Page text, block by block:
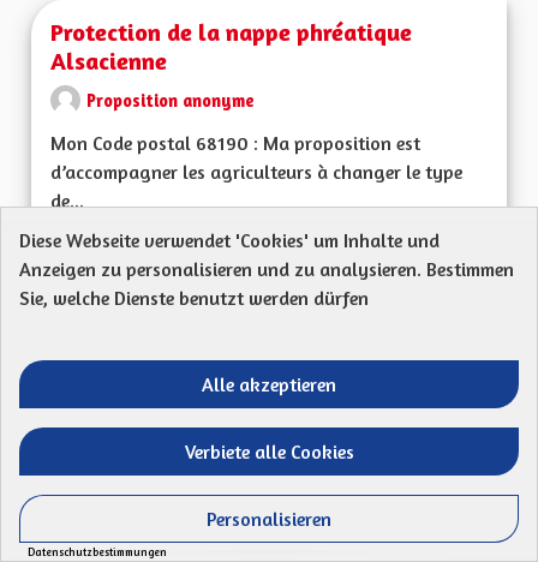
Protection de la nappe phréatique
Alsacienne
Proposition anonyme
Mon Code postal 68190 : Ma proposition est
d’accompagner les agriculteurs à changer le type
de...
Ergebnisse nach Kategorie filtern:
ERSTELLT AM
51
VORSCHLAG ANZEIGEN
Panneaux Photovoltaïques
Proposition anonyme
Diese Webseite verwendet 'Cookies' um Inhalte und
Anzeigen zu personalisieren und zu analysieren. Bestimmen
Sie, welche Dienste benutzt werden dürfen
Alle akzeptieren
Verbiete alle Cookies
Personalisieren
Datenschutzbestimmungen